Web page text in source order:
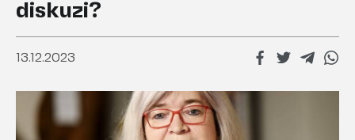
diskuzi?
13.12.2023